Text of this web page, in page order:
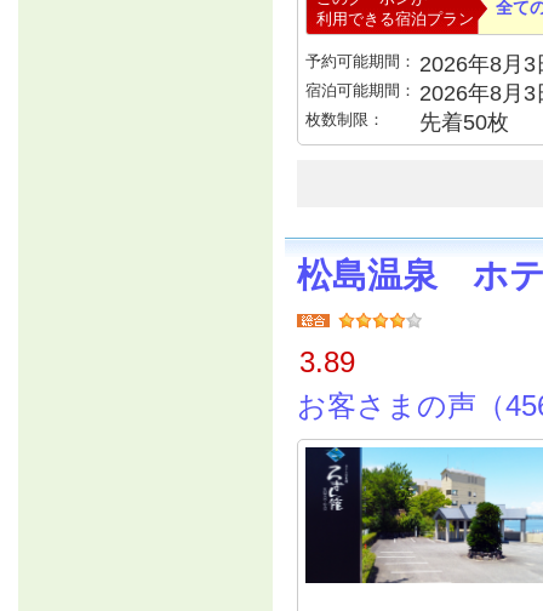
利用できる宿泊プラン
全て
予約可能期間： 2026年8月
宿泊可能期間： 2026年8月
枚数制限： 先着50枚
松島温泉 ホ
3.89
お客さまの声（